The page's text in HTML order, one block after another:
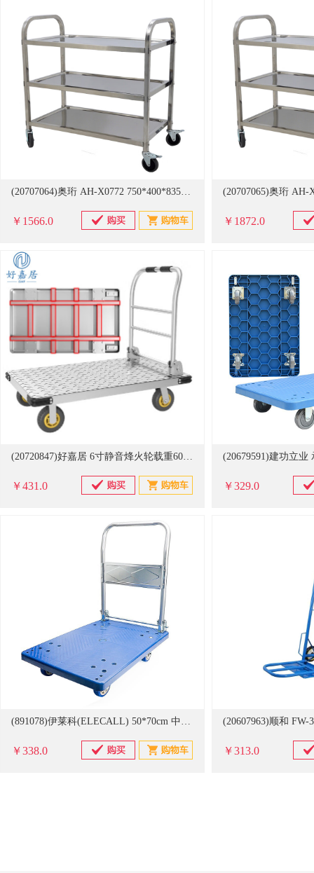
(20707064)奥珩 AH-X0772 750*400*835mm 三层不锈钢移动加厚型餐车 手推车(单位：辆)
￥1566.0 ￥1872.0
(20720847)好嘉居 6寸静音烽火轮载重600kg 1050*630mm 折叠小推车(单位：辆)
￥431.0 ￥329.0
(891078)伊莱科(ELECALL) 50*70cm 中静音TPR轮 折叠平板车 蓝色(单位：个)
￥338.0 ￥313.0